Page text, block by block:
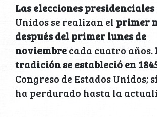
Las elecciones presidenciales
Unidos se realizan el primer
después del primer lunes de
noviembrecada cuatro años.
tradición se estableció en
Congreso de Estados Unidos;
ha perdurado hasta la